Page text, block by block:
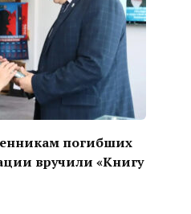
погибших
вручили «Книгу